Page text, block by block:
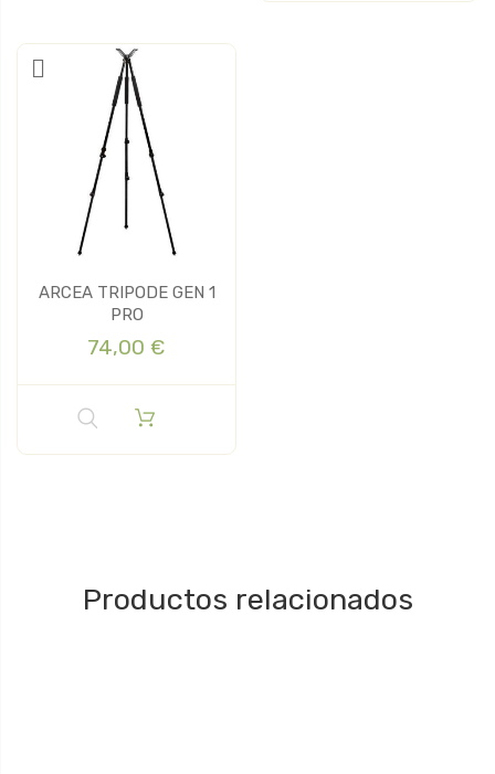
ARCEA TRIPODE GEN 1
PRO
74,00 €
Productos relacionados